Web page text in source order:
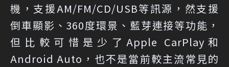
機，支援AM/FM/CD/USB等訊源，然支援
倒車顯影、360度環景、藍芽連接等功能，
但比較可惜是少了Apple CarPlay和
Android Auto，也不是當前較主流常見的